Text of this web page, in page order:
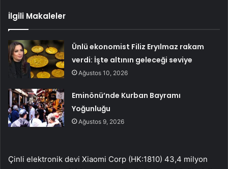
İlgili Makaleler
Ünlü ekonomist Filiz Eryılmaz rakam
verdi: İşte altının geleceği seviye
Ağustos 10, 2026
Eminönü’nde Kurban Bayramı
Yoğunluğu
Ağustos 9, 2026
Çinli elektronik devi Xiaomi Corp (HK:1810) 43,4 milyon